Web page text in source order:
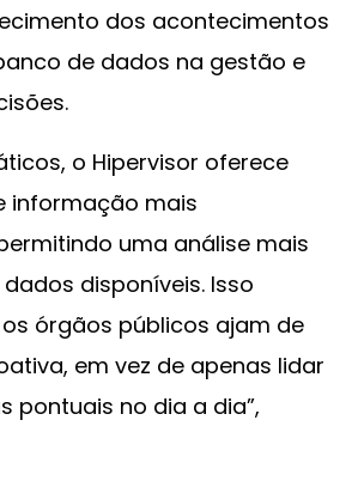
dos acontecimentos
de dados na gestão e
o Hipervisor oferece
informação mais
uma análise mais
disponíveis. Isso
órgãos públicos ajam de
em vez de apenas lidar
pontuais no dia a dia”,